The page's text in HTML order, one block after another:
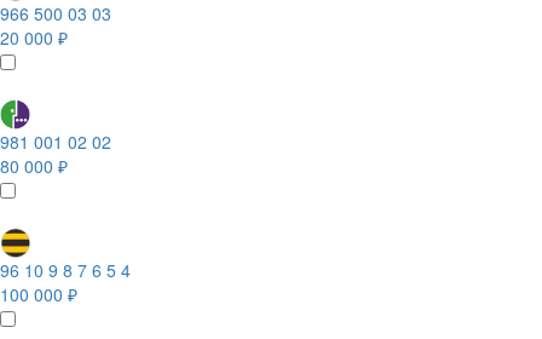
966 500 03 03
20 000 ₽
981 001 02 02
80 000 ₽
96 10 9 8 7 6 5 4
100 000 ₽